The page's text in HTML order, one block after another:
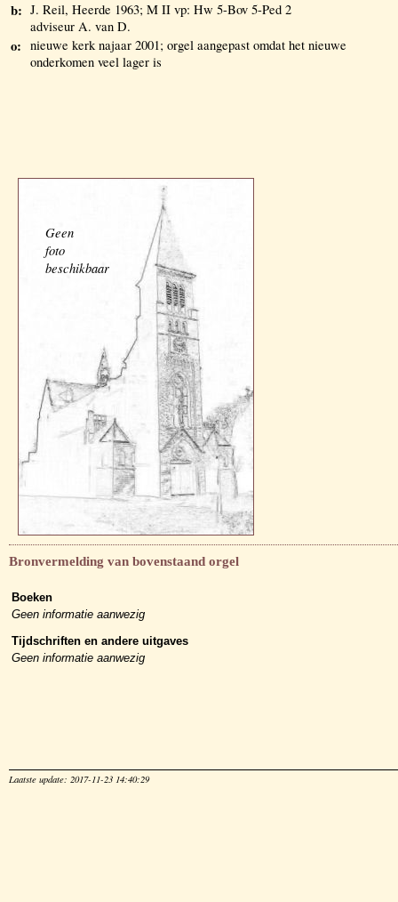
b: J. Reil, Heerde 1963; M II vp: Hw 5-Bov 5-Ped 2
adviseur A. van D.
o: nieuwe kerk najaar 2001; orgel aangepast omdat het nieuwe
onderkomen veel lager is
Geen
foto
beschikbaar
Bronvermelding van bovenstaand orgel
Boeken
Geen informatie aanwezig
Tijdschriften en andere uitgaves
Geen informatie aanwezig
Laatste update: 2017-11-23 14:40:29